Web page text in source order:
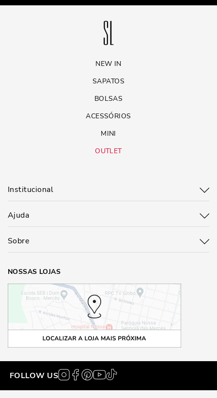
NEW IN
SAPATOS
BOLSAS
ACESSÓRIOS
MINI
OUTLET
Institucional
Ajuda
Sobre
NOSSAS LOJAS
FOLLOW US